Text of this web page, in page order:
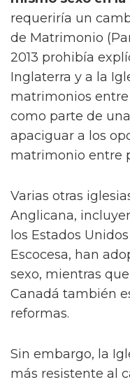
requeriría un
de Matrimonio
2013 prohibía
Inglaterra y a la
matrimonios
como parte de
apaciguar a los
matrimonio entre
Varias otras
Anglicana,
los Estados
Escocesa, han
sexo, mientras
Canadá también
reformas.
Sin embargo, la
más resistente al